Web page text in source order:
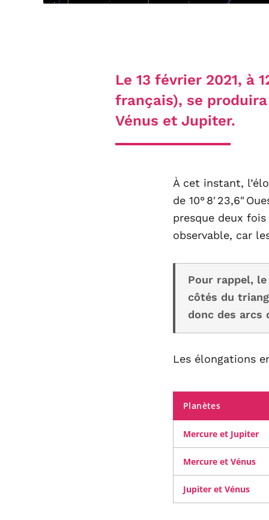
Le 13 février 2021, à
français), se
Vénus et Jupiter.
À cet instant,
de 10° 8′ 23,6″
presque deux
observable, car
Pour rappel,
côtés du
donc des arcs
Les élongations
Planètes
Mercure et Jupiter
Mercure et Vénus
Jupiter et Vénus